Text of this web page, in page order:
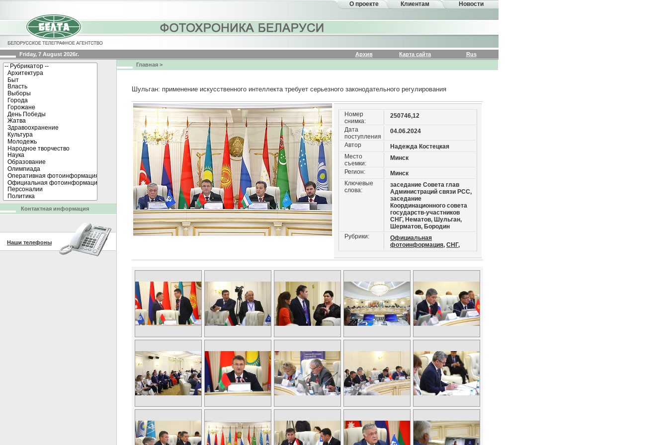
О проекте Клиентам Новости
Friday, 7 August 2026г. Архив Карта сайта
Rus
Главная >
Шульган: применение искусственного интеллекта требует серьезного законодательного регулирования
Номер
снимка:
250746,12
Дата
поступления
04.06.2024
Автор
Надежда Костецкая
Место
съемки:
Минск
Регион:
Минск
Ключевые
слова:
заседание Совета глав
Администраций связи РСС,
заседание
Координационного совета
государств-участников
СНГ, Нематов, Шульган,
Шерматов, Бородин
Рубрики:
Официальная
фотоинформация, СНГ,
Контактная информация
Наши телефоны